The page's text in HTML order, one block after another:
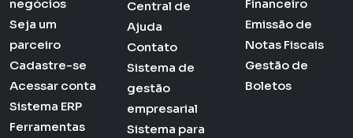
negócios
Seja um
parceiro
Cadastre-se
Acessar conta
Sistema ERP
Ferramentas
Central de
Ajuda
Contato
Sistema de
gestão
empresarial
Sistema para
Financeiro
Emissão de
Notas Fiscais
Gestão de
Boletos